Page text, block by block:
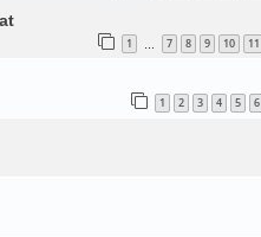
1 … 7 8 9 10 11
1 2 3 4 5 6